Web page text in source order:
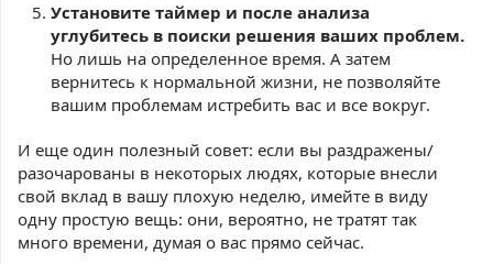
Установите таймер и после анализа
углубитесь в поиски решения ваших проблем.
Но лишь на определенное время. А затем
вернитесь к нормальной жизни, не позволяйте
вашим проблемам истребить вас и все вокруг.
И еще один полезный совет: если вы раздражены/
разочарованы в некоторых людях, которые внесли
свой вклад в вашу плохую неделю, имейте в виду
одну простую вещь: они, вероятно, не тратят так
много времени, думая о вас прямо сейчас.